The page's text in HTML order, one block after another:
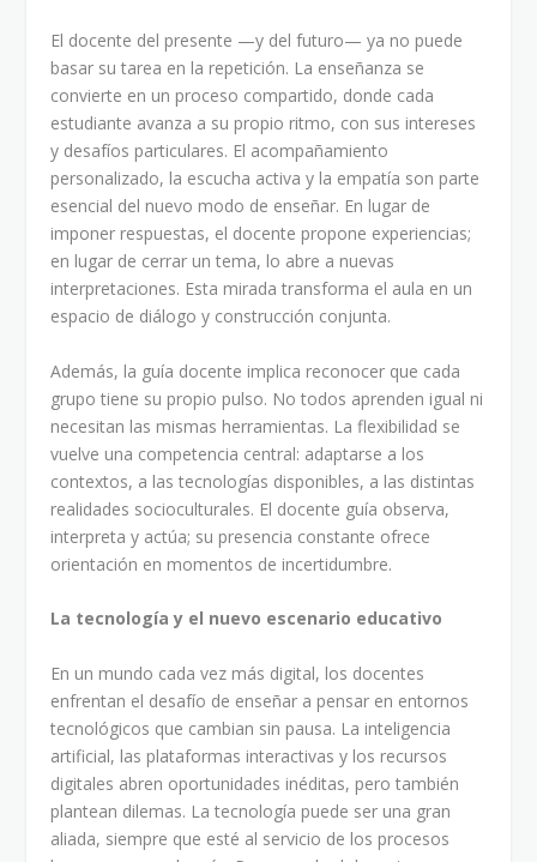
El docente del presente —y del futuro— ya no puede
basar su tarea en la repetición. La enseñanza se
convierte en un proceso compartido, donde cada
estudiante avanza a su propio ritmo, con sus intereses
y desafíos particulares. El acompañamiento
personalizado, la escucha activa y la empatía son parte
esencial del nuevo modo de enseñar. En lugar de
imponer respuestas, el docente propone experiencias;
en lugar de cerrar un tema, lo abre a nuevas
interpretaciones. Esta mirada transforma el aula en un
espacio de diálogo y construcción conjunta.
Además, la guía docente implica reconocer que cada
grupo tiene su propio pulso. No todos aprenden igual ni
necesitan las mismas herramientas. La flexibilidad se
vuelve una competencia central: adaptarse a los
contextos, a las tecnologías disponibles, a las distintas
realidades socioculturales. El docente guía observa,
interpreta y actúa; su presencia constante ofrece
orientación en momentos de incertidumbre.
La tecnología y el nuevo escenario educativo
En un mundo cada vez más digital, los docentes
enfrentan el desafío de enseñar a pensar en entornos
tecnológicos que cambian sin pausa. La inteligencia
artificial, las plataformas interactivas y los recursos
digitales abren oportunidades inéditas, pero también
plantean dilemas. La tecnología puede ser una gran
aliada, siempre que esté al servicio de los procesos